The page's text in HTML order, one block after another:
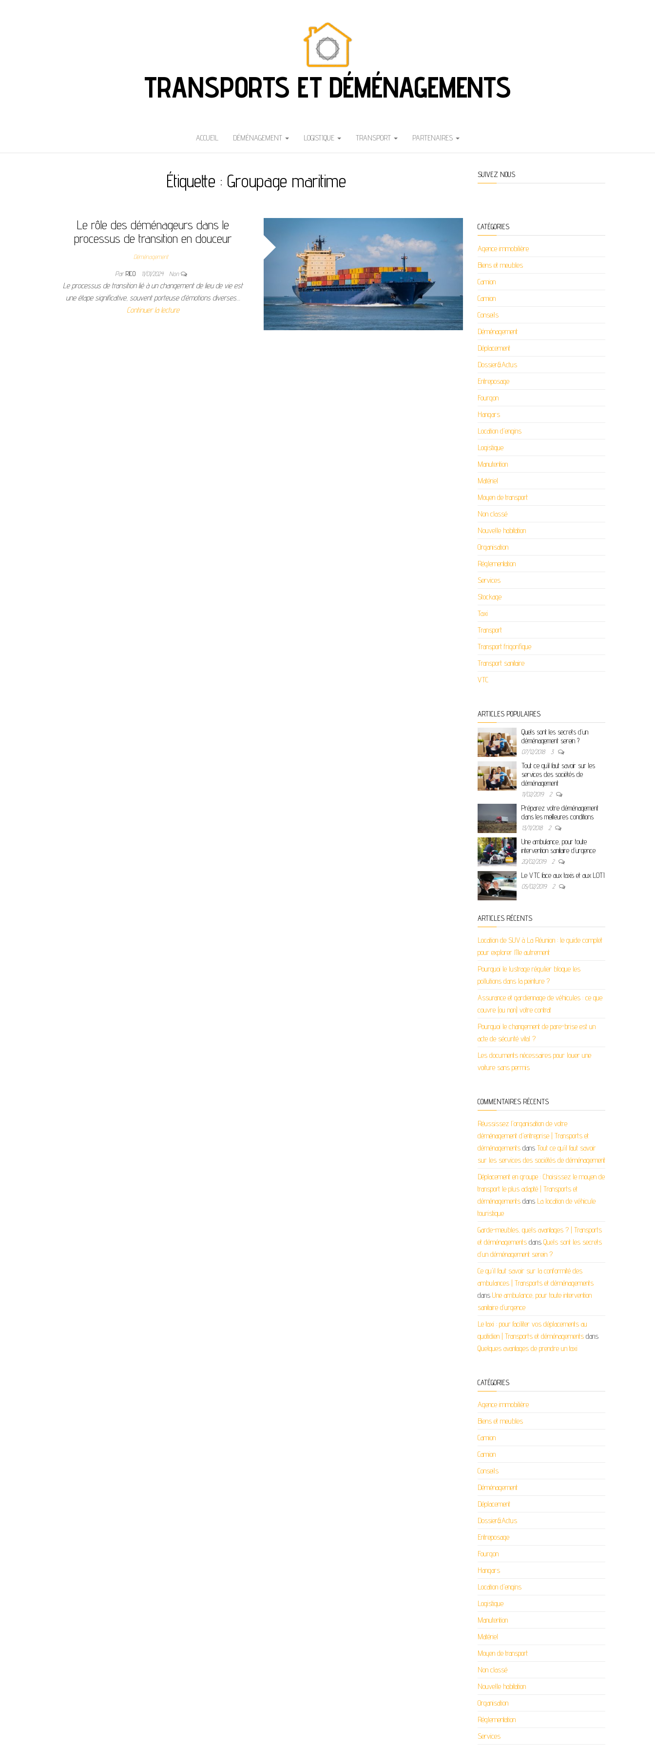
TRANSPORTS ET DÉMÉNAGEMENTS
ACCUEIL DÉMÉNAGEMENT LOGISTIQUE TRANSPORT PARTENAIRES
Étiquette : Groupage maritime
Le rôle des déménageurs dans le
processus de transition en douceur
Déménagement
ParRICO 11/01/2024 Non
Le processus de transition lié à un changement de lieu de vie est
une étape significative, souvent porteuse d’émotions diverses…
Continuer la lecture
SUIVEZ NOUS
CATÉGORIES
Agence immobilière
Biens et meubles
Camion
Camion
Conseils
Déménagement
Déplacement
Dossier&Actus
Entreposage
Fourgon
Hangars
Location d'engins
Logistique
Manutention
Matériel
Moyen de transport
Non classé
Nouvelle habitation
Organisation
Réglementation
Services
Stockage
Taxi
Transport
Transport frigorifique
Transport sanitaire
VTC
ARTICLES POPULAIRES
Quels sont les secrets d’un
déménagement serein ?
07/12/2018 3
Tout ce qu’il faut savoir sur les
services des sociétés de
déménagement
11/02/2019 2
Préparez votre déménagement
dans les meilleures conditions
13/11/2018 2
Une ambulance, pour toute
intervention sanitaire d’urgence
20/02/2019 2
Le VTC face aux taxis et aux LOTI
05/02/2019 2
ARTICLES RÉCENTS
Location de SUV à La Réunion : le guide complet
pour explorer l’île autrement
Pourquoi le lustrage régulier bloque les
pollutions dans la peinture ?
Assurance et gardiennage de véhicules : ce que
couvre (ou non) votre contrat
Pourquoi le changement de pare-brise est un
acte de sécurité vital ?
Les documents nécessaires pour louer une
voiture sans permis
COMMENTAIRES RÉCENTS
Réussissez l'organisation de votre
déménagement d'entreprise | Transports et
déménagementsdans Tout ce qu’il faut savoir
sur les services des sociétés de déménagement
Déplacement en groupe : Choisissez le moyen de
transport le plus adapté | Transports et
déménagementsdans La location de véhicule
touristique
Garde-meubles, quels avantages ? | Transports
et déménagementsdans Quels sont les secrets
d’un déménagement serein ?
Ce qu'il faut savoir sur la conformité des
ambulances | Transports et déménagements
dans Une ambulance, pour toute intervention
sanitaire d’urgence
Le taxi : pour faciliter vos déplacements au
quotidien | Transports et déménagementsdans
Quelques avantages de prendre un taxi
CATÉGORIES
Agence immobilière
Biens et meubles
Camion
Camion
Conseils
Déménagement
Déplacement
Dossier&Actus
Entreposage
Fourgon
Hangars
Location d'engins
Logistique
Manutention
Matériel
Moyen de transport
Non classé
Nouvelle habitation
Organisation
Réglementation
Services